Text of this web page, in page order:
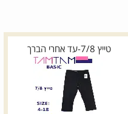
טייץ 7/8-עד אחרי הברך